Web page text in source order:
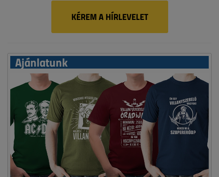
KÉREM A HÍRLEVELET
Ajánlatunk